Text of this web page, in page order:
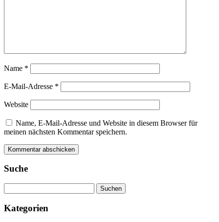
Name *
E-Mail-Adresse *
Website
Name, E-Mail-Adresse und Website in diesem Browser für
meinen nächsten Kommentar speichern.
Suche
nach:
Kategorien